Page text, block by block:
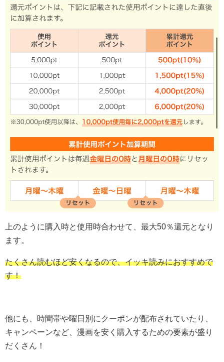
上のように購入時と使用時合わせて、最大50％還元となり
ます。
たくさん読むほど安くなるので、イッキ読みにおすすめで
す！
他にも、時間帯や曜日別にクーポンが配布されていたり、
キャンペーンなど、漫画を安く購入するための要素が盛り
だくさん！